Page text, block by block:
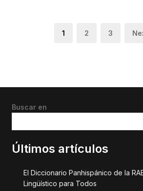
Paginación
Page
1 Page
2 Page
3
Buscar en
Últimos artículos
El Diccionario Panhispánico de la
Lingüístico para Todos